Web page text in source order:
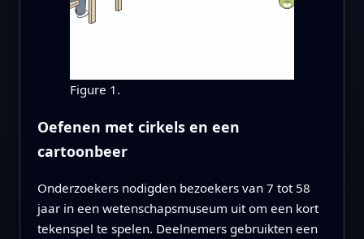
Figure 1.
Oefenen met cirkels en een
cartoonbeer
Onderzoekers nodigden bezoekers van 7 tot 58
jaar in een wetenschapsmuseum uit om een kort
tekenspel te spelen. Deelnemers gebruikten een